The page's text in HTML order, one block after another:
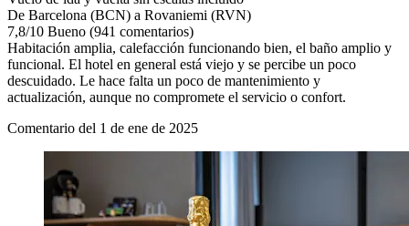
De Barcelona (BCN) a Rovaniemi (RVN)
7,8/10 Bueno (941 comentarios)
Habitación amplia, calefacción funcionando bien, el baño amplio y
funcional. El hotel en general está viejo y se percibe un poco
descuidado. Le hace falta un poco de mantenimiento y
actualización, aunque no compromete el servicio o confort.
Comentario del 1 de ene de 2025